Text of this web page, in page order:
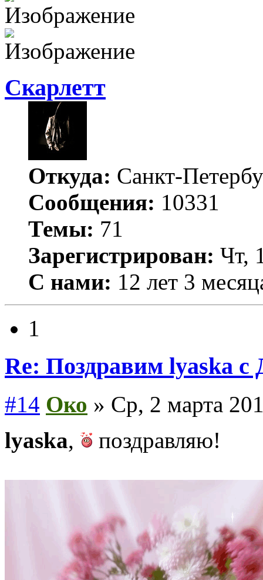
Скарлетт
Откуда: Санкт-
Сообщения: 10331
Темы: 71
Зарегистрирован: Чт,
С нами: 12 лет 3
1
Re: Поздравим lyaska с
#14 Око » Ср, 2 марта
lyaska, поздравляю!